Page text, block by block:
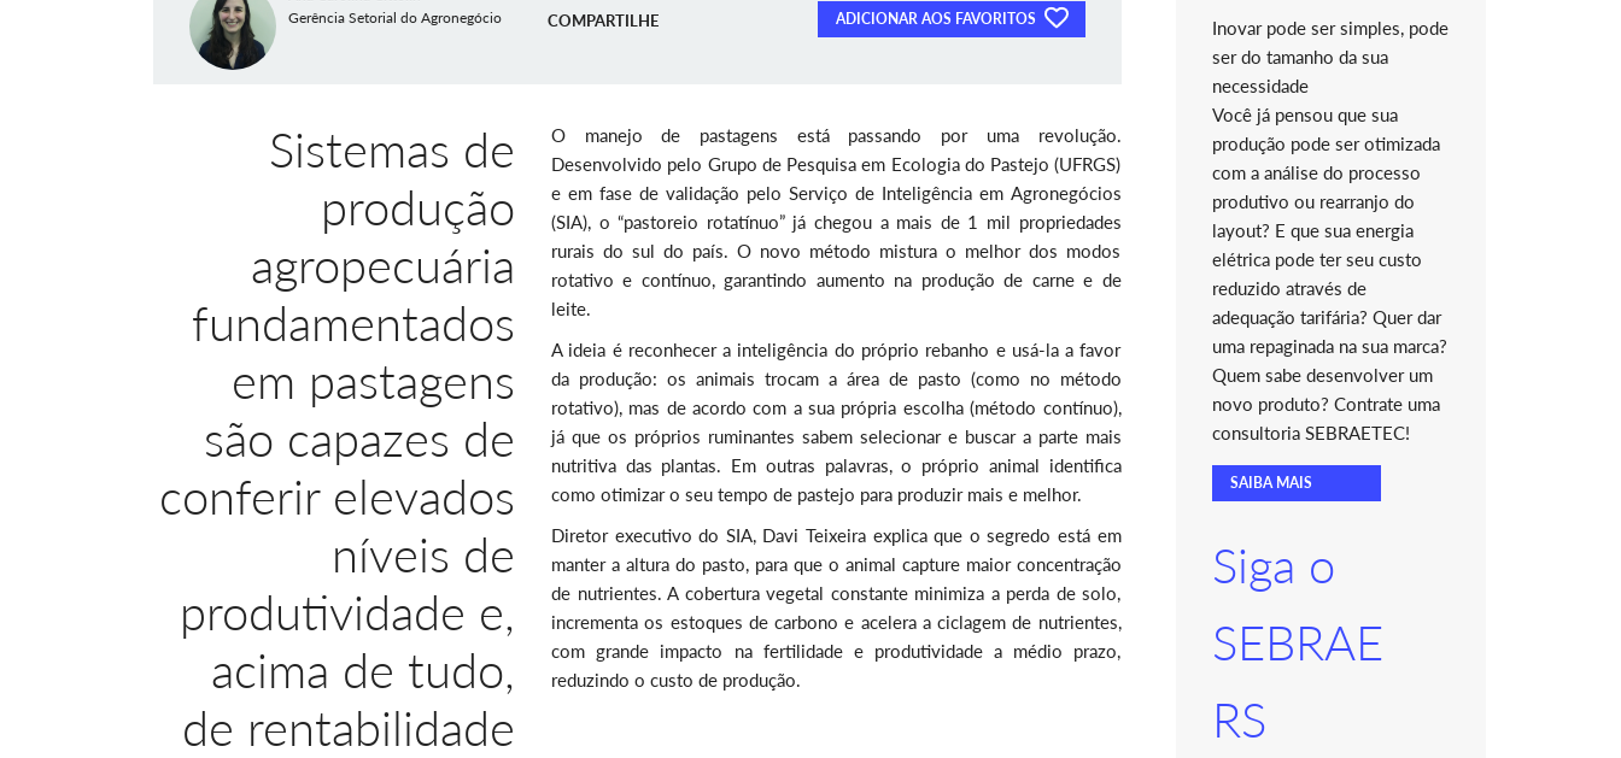
Gerência Setorial do Agronegócio
COMPARTILHE ADICIONAR AOS FAVORITOS
Sistemas de
produção
agropecuária
fundamentados
em pastagens
são capazes de
conferir elevados
níveis de
produtividade e,
acima de tudo,
de rentabilidade
O manejo de pastagens está passando por uma revolução.
Desenvolvido pelo Grupo de Pesquisa em Ecologia do Pastejo (UFRGS)
e em fase de validação pelo Serviço de Inteligência em Agronegócios
(SIA), o “pastoreio rotatínuo” já chegou a mais de 1 mil propriedades
rurais do sul do país. O novo método mistura o melhor dos modos
rotativo e contínuo, garantindo aumento na produção de carne e de
leite.
A ideia é reconhecer a inteligência do próprio rebanho e usá-la a favor
da produção: os animais trocam a área de pasto (como no método
rotativo), mas de acordo com a sua própria escolha (método contínuo),
já que os próprios ruminantes sabem selecionar e buscar a parte mais
nutritiva das plantas. Em outras palavras, o próprio animal identifica
como otimizar o seu tempo de pastejo para produzir mais e melhor.
Diretor executivo do SIA, Davi Teixeira explica que o segredo está em
manter a altura do pasto, para que o animal capture maior concentração
de nutrientes. A cobertura vegetal constante minimiza a perda de solo,
incrementa os estoques de carbono e acelera a ciclagem de nutrientes,
com grande impacto na fertilidade e produtividade a médio prazo,
reduzindo o custo de produção.
Inovar pode ser simples, pode
ser do tamanho da sua
necessidade
Você já pensou que sua
produção pode ser otimizada
com a análise do processo
produtivo ou rearranjo do
layout? E que sua energia
elétrica pode ter seu custo
reduzido através de
adequação tarifária? Quer dar
uma repaginada na sua marca?
Quem sabe desenvolver um
novo produto? Contrate uma
consultoria SEBRAETEC!
SAIBA MAIS
Siga o
SEBRAE
RS